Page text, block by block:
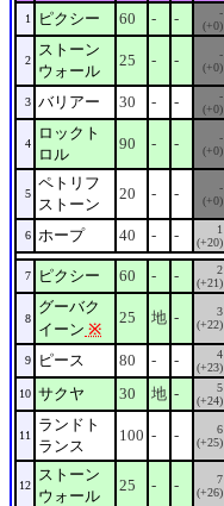
1
ピクシー 60 - -
-
(+0)
2
ストーン
ウォール
25 - -
-
(+0)
3 バリアー 30 - -
-
(+0)
4
ロックト
ロル
90 - -
-
(+0)
5
ペトリフ
ストーン
20 - -
-
(+0)
6 ホープ 40 - -
1
(+20)
7 ピクシー 60 - -
2
(+21)
8
グーバク
イーン ※
25 地 -
3
(+22)
9 ピース 80 - -
4
(+23)
10 サクヤ 30 地 -
5
(+24)
11
ランドト
ランス
100 - -
6
(+25)
12
ストーン
ウォール
25 - -
7
(+26)